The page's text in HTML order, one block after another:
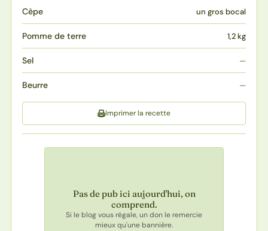
Cèpe un gros bocal
Pomme de terre 1,2 kg
Sel —
Beurre —
Imprimer la recette
Pas de pub ici aujourd'hui, on
comprend.
Si le blog vous régale, un don le remercie
mieux qu'une bannière.